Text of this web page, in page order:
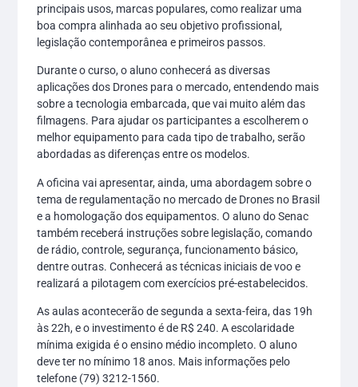
principais usos, marcas populares, como realizar uma
boa compra alinhada ao seu objetivo profissional,
legislação contemporânea e primeiros passos.
Durante o curso, o aluno conhecerá as diversas
aplicações dos Drones para o mercado, entendendo mais
sobre a tecnologia embarcada, que vai muito além das
filmagens. Para ajudar os participantes a escolherem o
melhor equipamento para cada tipo de trabalho, serão
abordadas as diferenças entre os modelos.
A oficina vai apresentar, ainda, uma abordagem sobre o
tema de regulamentação no mercado de Drones no Brasil
e a homologação dos equipamentos. O aluno do Senac
também receberá instruções sobre legislação, comando
de rádio, controle, segurança, funcionamento básico,
dentre outras. Conhecerá as técnicas iniciais de voo e
realizará a pilotagem com exercícios pré-estabelecidos.
As aulas acontecerão de segunda a sexta-feira, das 19h
às 22h, e o investimento é de R$ 240. A escolaridade
mínima exigida é o ensino médio incompleto. O aluno
deve ter no mínimo 18 anos. Mais informações pelo
telefone (79) 3212-1560.